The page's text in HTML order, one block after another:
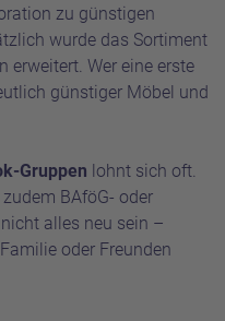
zu günstigen
wurde das Sortiment
erweitert. Wer eine erste
günstiger Möbel und
Gruppen lohnt sich oft.
BAföG- oder
alles neu sein –
oder Freunden